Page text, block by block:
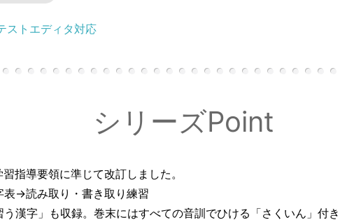
ストエディタ対応
シリーズPoint
指導要領に準じて改訂しました。
→読み取り・書き取り練習
漢字」も収録。巻末にはすべての音訓でひける「さくいん」付